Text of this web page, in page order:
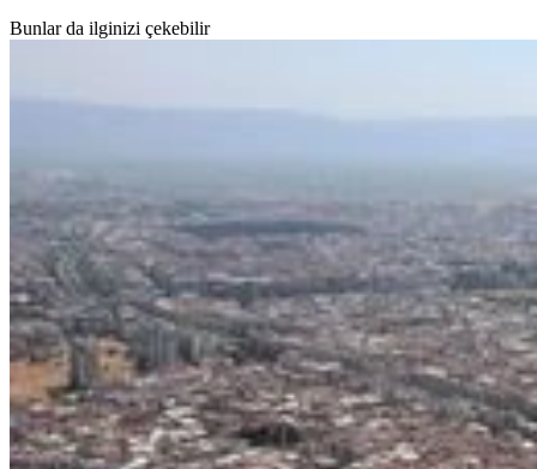
Bunlar da ilginizi çekebilir